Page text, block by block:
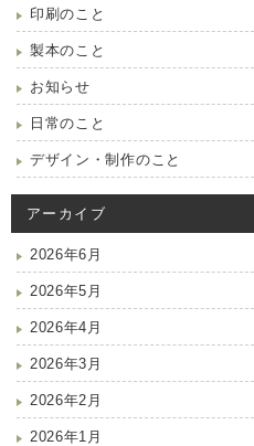
印刷のこと
製本のこと
お知らせ
日常のこと
デザイン・制作のこと
アーカイブ
2026年6月
2026年5月
2026年4月
2026年3月
2026年2月
2026年1月